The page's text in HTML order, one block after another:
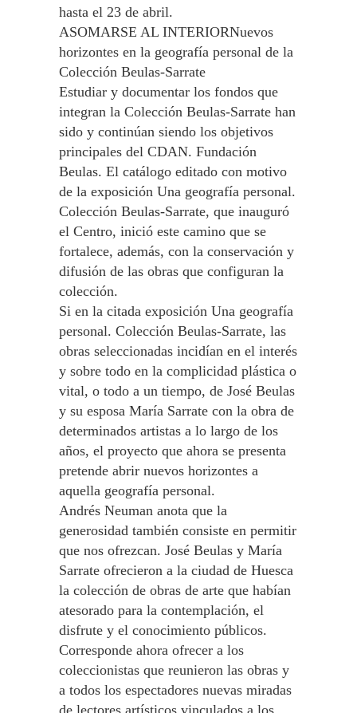
hasta el 23 de abril.
ASOMARSE AL INTERIORNuevos
horizontes en la geografía personal de la
Colección Beulas-Sarrate
Estudiar y documentar los fondos que
integran la Colección Beulas-Sarrate han
sido y continúan siendo los objetivos
principales del CDAN. Fundación
Beulas. El catálogo editado con motivo
de la exposición Una geografía personal.
Colección Beulas-Sarrate, que inauguró
el Centro, inició este camino que se
fortalece, además, con la conservación y
difusión de las obras que configuran la
colección.
Si en la citada exposición Una geografía
personal. Colección Beulas-Sarrate, las
obras seleccionadas incidían en el interés
y sobre todo en la complicidad plástica o
vital, o todo a un tiempo, de José Beulas
y su esposa María Sarrate con la obra de
determinados artistas a lo largo de los
años, el proyecto que ahora se presenta
pretende abrir nuevos horizontes a
aquella geografía personal.
Andrés Neuman anota que la
generosidad también consiste en permitir
que nos ofrezcan. José Beulas y María
Sarrate ofrecieron a la ciudad de Huesca
la colección de obras de arte que habían
atesorado para la contemplación, el
disfrute y el conocimiento públicos.
Corresponde ahora ofrecer a los
coleccionistas que reunieron las obras y
a todos los espectadores nuevas miradas
de lectores artísticos vinculados a los